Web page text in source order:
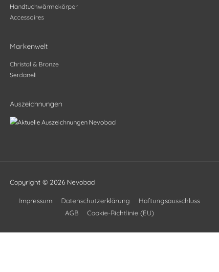
Handtuchwärmekörper
Accessoires
Markenwelt
Christal & Bronze
Serdaneli
Auszeichnungen
Copyright © 2026 Nevobad
Impressum Datenschutzerklärung
Haftungsausschluss
AGB
Cookie-Richtlinie (EU)